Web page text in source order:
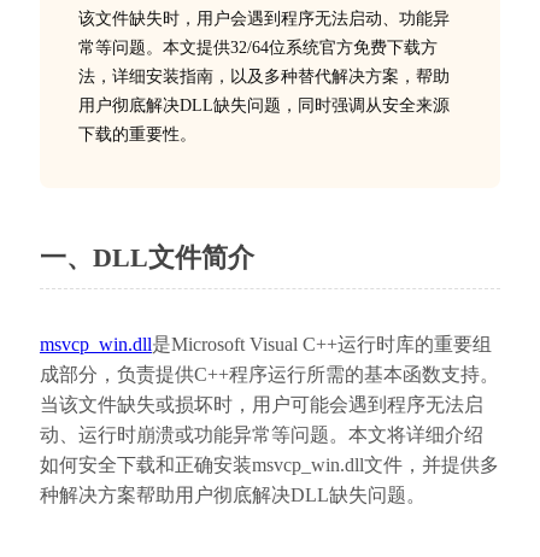
该文件缺失时，用户会遇到程序无法启动、功能异
常等问题。本文提供32/64位系统官方免费下载方
法，详细安装指南，以及多种替代解决方案，帮助
用户彻底解决DLL缺失问题，同时强调从安全来源
下载的重要性。
一、DLL文件简介
msvcp_win.dll是Microsoft Visual C++运行时库的重要组
成部分，负责提供C++程序运行所需的基本函数支持。
当该文件缺失或损坏时，用户可能会遇到程序无法启
动、运行时崩溃或功能异常等问题。本文将详细介绍
如何安全下载和正确安装msvcp_win.dll文件，并提供多
种解决方案帮助用户彻底解决DLL缺失问题。